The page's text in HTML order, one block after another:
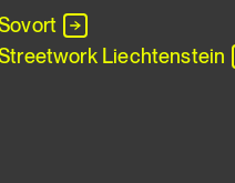
Liechtenstein